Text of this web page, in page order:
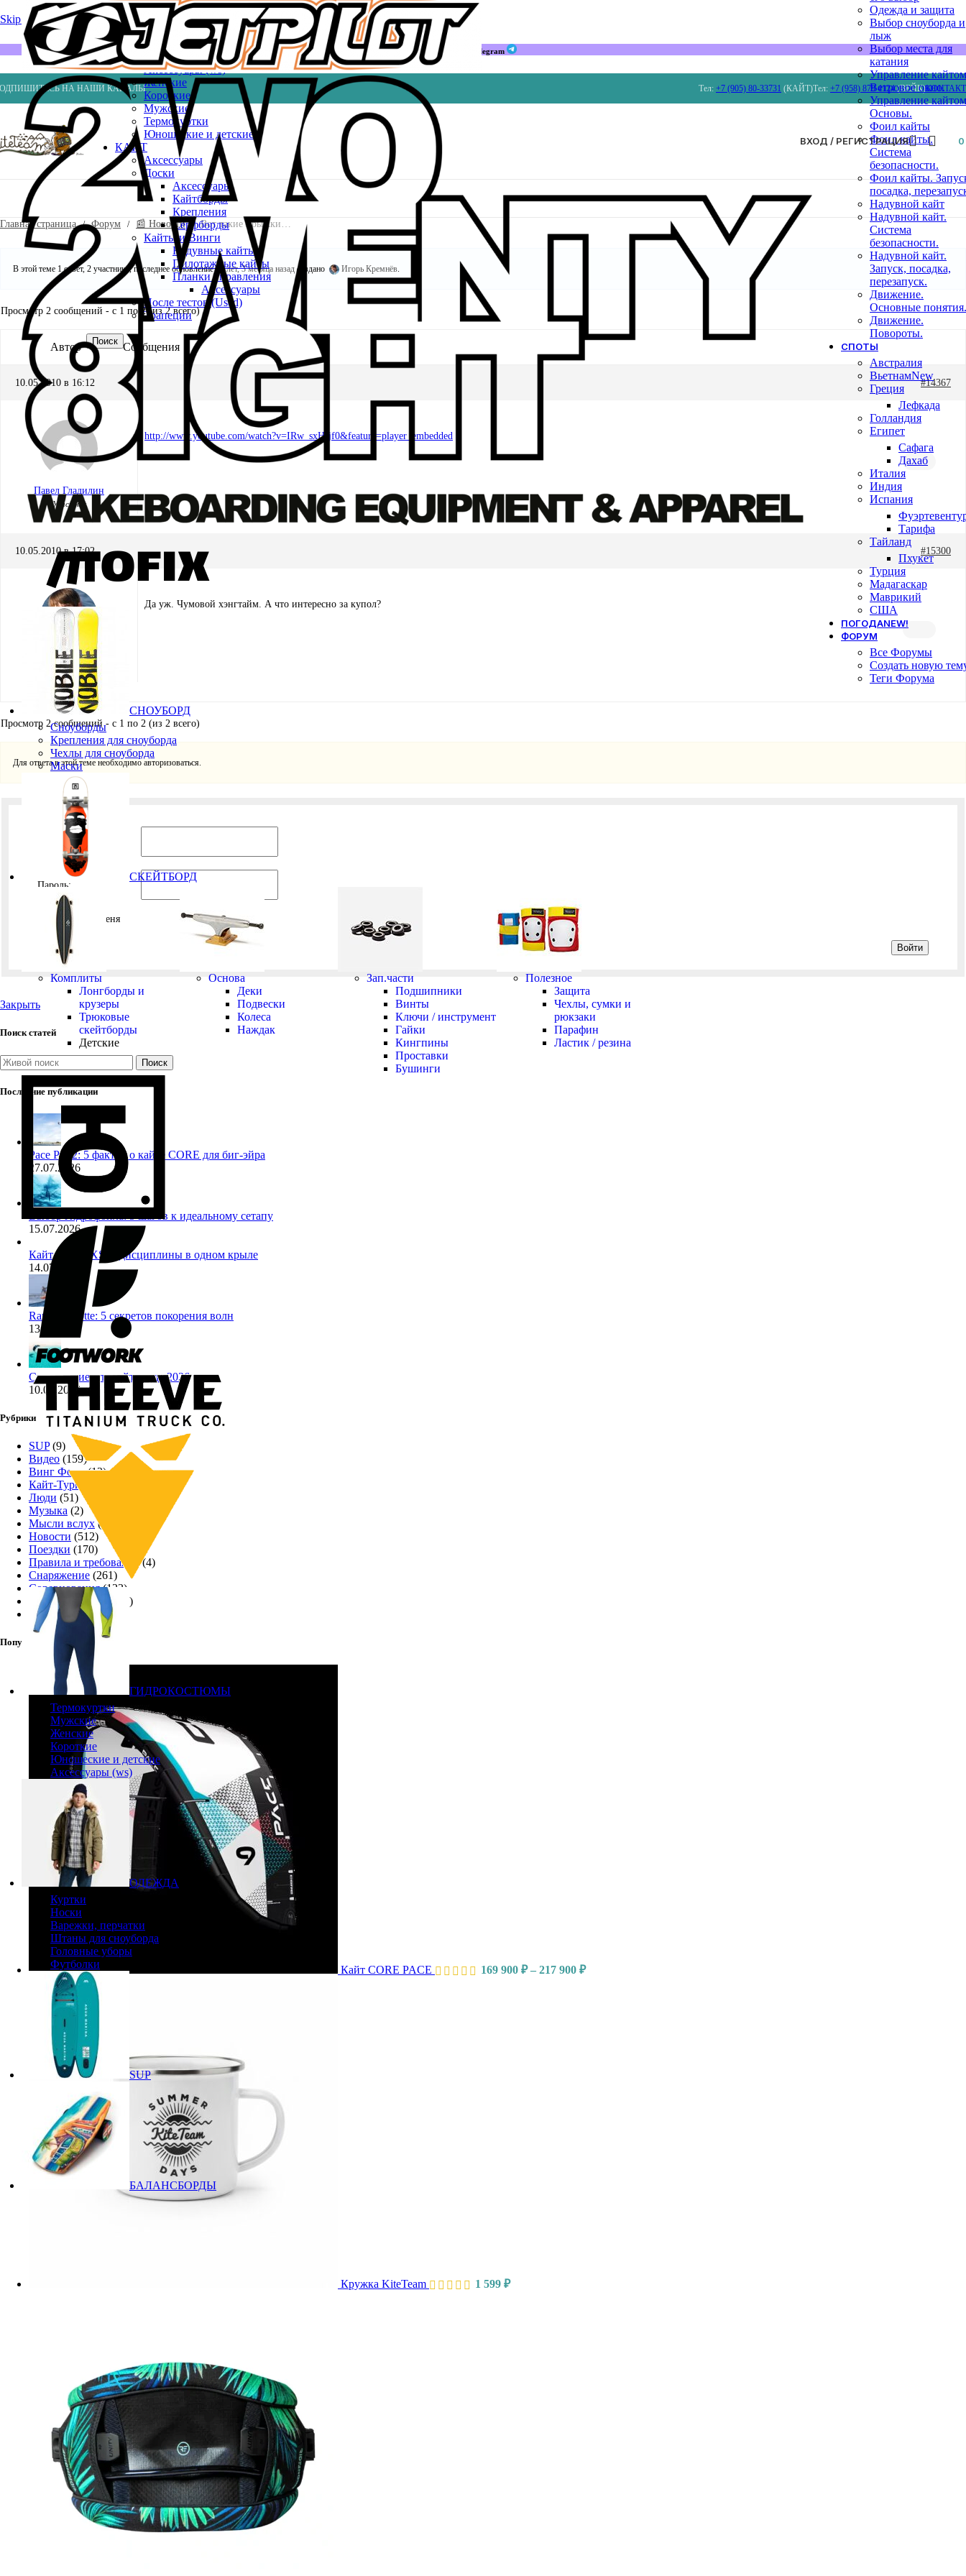
Skip to navigation Skip to main content
Мы в Telegram
НА НАШИ КАНАЛЫ Тел: +7 (905) 80-33731 (КАЙТ)Тел: +7 (958) 879 4124(ВЕЙК)
Весла
Насосы
ВЕЙК
Шлемы
ГИДРОКОСТЮМЫ
Аксессуары (ws)
Женские
Короткие
Мужские
Термокуртки
Юношеские и детские
КАЙТ
Аксессуары
Доски
Аксессуары
Кайтборды
Крепления
Серфборды
Кайты и Винги
Надувные кайты
Пилотажные кайты
Планки управления
Аксессуары
После тестов (Used)
Трапеции
Поиск
ВХОД / РЕГИСТРАЦИЯ 0
СНОУБОРД
Сноуборды
Крепления для сноуборда
Чехлы для сноуборда
Маски
СКЕЙТБОРД
Комплиты
Лонгборды и
крузеры
Трюковые
скейтборды
Детские
Основа
Деки
Подвески
Колеса
Наждак
Зап.части
Подшипники
Винты
Ключи / инструмент
Гайки
Кингпины
Проставки
Бушинги
Полезное
Защита
Чехлы, сумки и
рюкзаки
Парафин
Ластик / резина
ГИДРОКОСТЮМЫ
Термокуртки
Мужские
Женские
Короткие
Юношеские и детские
Аксессуары (ws)
ОДЕЖДА
Куртки
Носки
Варежки, перчатки
Штаны для сноуборда
Головные уборы
Футболки
SUP
БАЛАНСБОРДЫ
Одежда и защита
Выбор сноуборда и
лыж
Выбор места для
катания
Управление
Ветровое окно.
Управление
Основы.
Фоил кайты
Фоил кайты.
Система
безопасности.
Фоил кайты.
посадка,
Надувной кайт
Надувной кайт.
Система
безопасности.
Надувной кайт.
Запуск, посадка,
перезапуск.
Движение.
Основные понятия.
Движение.
Повороты.
СПОТЫ
Австралия
ВьетнамNew
Греция
Лефкада
Голландия
Египет
Сафага
Дахаб
Италия
Индия
Испания
Тарифа
Тайланд
Пхукет
Турция
Мадагаскар
Маврикий
США
ПОГОДАNEW!
ФОРУМ
Все Форумы
Создать новую
Теги Форума
Главная страница Форум 📰 Новости Вот такие прыжки…
В этой теме 1 ответ, 2 участника, последнее обновление16 лет, 3 месяца назадсоздано Игорь Кремнёв.
Просмотр 2 сообщений - с 1 по 2 (из 2 всего)
Автор Сообщения
10.05.2010 в 16:12 #14367
Павел Гладилин
Участник
http://www.youtube.com/watch?v=IRw_sxHJjf0&feature=player_embedded
10.05.2010 в 17:02 #15300
Игорь Кремнёв
Хранитель
Да уж. Чумовой хэнгтайм. А что интересно за купол?
Просмотр 2 сообщений - с 1 по 2 (из 2 всего)
Для ответа в этой теме необходимо авторизоваться.
Имя пользователя:
Пароль:
Запомнить меня
Войти
Закрыть
Поиск статей
Поиск
Последние публикации
Pace Pro 2: 5 фактов о кайте CORE для биг-эйра
27.07.2026
Выбор гидрофойла: 5 шагов к идеальному сетапу
15.07.2026
Кайт Core NXS: 3 дисциплины в одном крыле
14.07.2026
Ranja Schlotte: 5 секретов покорения волн
13.07.2026
Снаряжение для лайтвинда 2026
10.07.2026
Рубрики
SUP(9)
Видео (159)
Винг Фоил(12)
Кайт-Туризм
Люди (51)
Музыка (2)
Мысли вслух(17)
Новости (512)
Поездки (170)
Правила и требования (4)
Снаряжение (261)
Соревнования(122)
Техника катания(32)
Фото (133)
Популярные товары
Кайт CORE PACE 169 900 ₽ – 217 900 ₽
Кружка KiteTeam 1 599 ₽